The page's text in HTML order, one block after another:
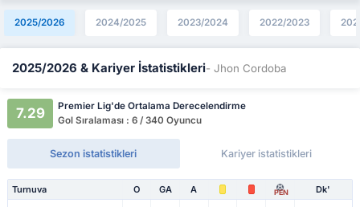
2025/2026 2024/2025 2023/2024 2022/2023
2025/2026 & Kariyer İstatistikleri- Jhon Cordoba
7.29
Premier Lig'de Ortalama Derecelendirme
Gol Sıralaması : 6 / 340 Oyuncu
Sezon istatistikleri Kariyer istatistikleri
Turnuva O GA A PEN Dk'